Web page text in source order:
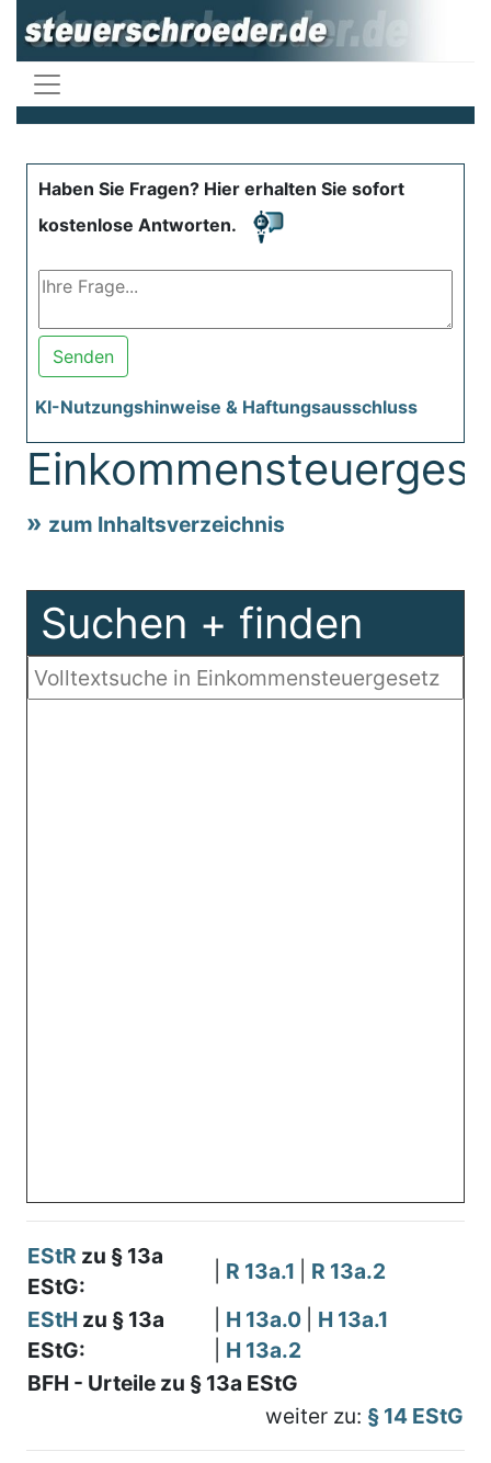
Haben Sie Fragen? Hier erhalten Sie sofort
kostenlose Antworten.
Senden
KI-Nutzungshinweise & Haftungsausschluss
zum Inhaltsverzeichnis
Suchen + finden
EStR zu § 13a
EStG:
R 13a.1
R 13a.2
EStH zu § 13a
EStG:
H 13a.0
H 13a.1
H 13a.2
BFH - Urteile zu § 13a EStG
weiter zu: § 14 EStG